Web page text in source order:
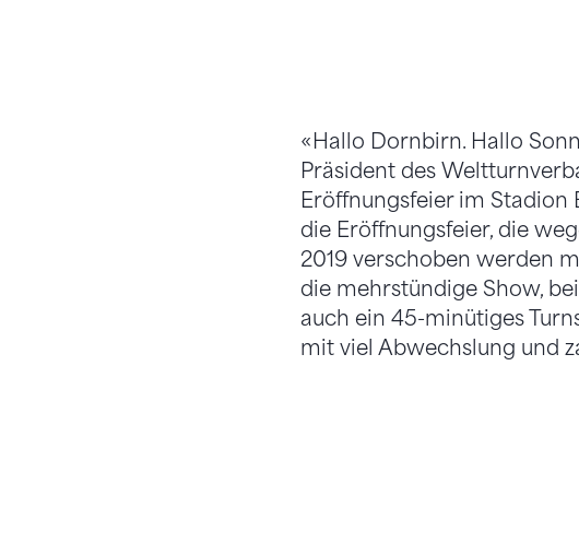
«Hallo Dornbirn. Hallo
Präsident des
Eröffnungsfeier im Stadion
die Eröffnungsfeier, die
2019 verschoben werden
die mehrstündige Show,
auch ein 45-minütiges
mit viel Abwechslung und